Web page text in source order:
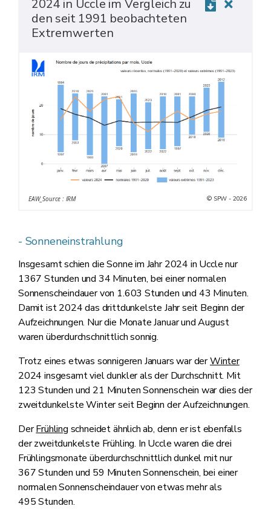
2024 in Uccle im Vergleich zu
den seit 1991 beobachteten
Extremwerten
EAW_Source : IRM © SPW - 2026
- Sonneneinstrahlung
Insgesamt schien die Sonne im Jahr 2024 in Uccle nur
1367 Stunden und 34 Minuten, bei einer normalen
Sonnenscheindauer von 1.603 Stunden und 43 Minuten.
Damit ist 2024 das drittdunkelste Jahr seit Beginn der
Aufzeichnungen. Nur die Monate Januar und August
waren überdurchschnittlich sonnig.
Trotz eines etwas sonnigeren Januars war derWinter
2024 insgesamt viel dunkler als der Durchschnitt. Mit
123 Stunden und 21 Minuten Sonnenschein war dies der
zweitdunkelste Winter seit Beginn der Aufzeichnungen.
DerFrühling schneidet ähnlich ab, denn er ist ebenfalls
der zweitdunkelste Frühling. In Uccle waren die drei
Frühlingsmonate überdurchschnittlich dunkel mit nur
367 Stunden und 59 Minuten Sonnenschein, bei einer
normalen Sonnenscheindauer von etwas mehr als
495 Stunden.